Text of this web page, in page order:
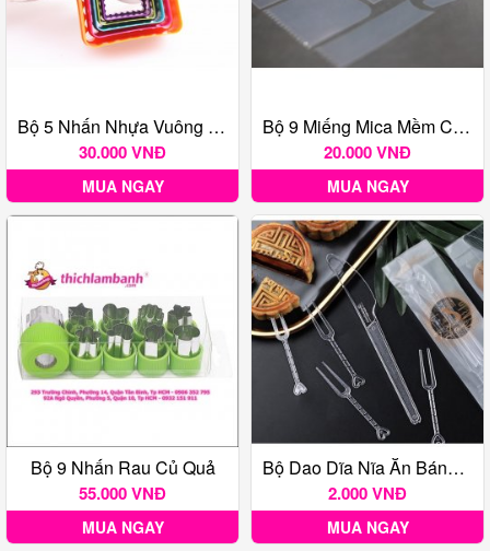
Bộ 5 Nhấn Nhựa Vuông Răng Cưa
30.000 VNĐ
MUA NGAY
Bộ 9 Miếng Mica Mềm Chà Láng Bánh Kem
20.000 VNĐ
MUA NGAY
Bộ 9 Nhấn Rau Củ Quả
55.000 VNĐ
MUA NGAY
Bộ Dao Dĩa Nĩa Ăn Bánh Trung Thu, Bánh Ngọt
2.000 VNĐ
MUA NGAY